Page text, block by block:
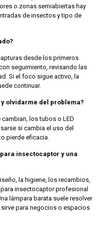
o zonas semiabiertas hay
de insectos y tipo de
desde los primeros
seguimiento, revisando las
Si el foco sigue activo, la
continuar.
olvidarme del problema?
los tubos o LED
si cambia el uso del
pierde eficacia.
insectocaptor y una
la higiene, los recambios,
insectocaptor profesional
lámpara barata suele resolver
para negocios o espacios